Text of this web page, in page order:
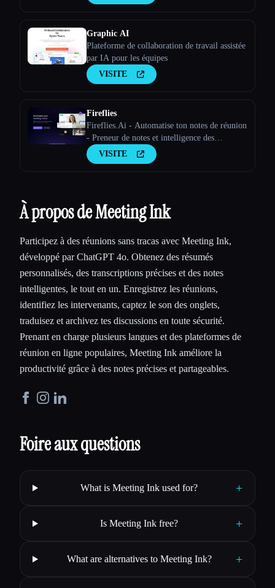
Graphic AI
Plateforme de collaboration de travail assistée
par IA pour les équipes
VISITE
Fireflies
Fireflies.Ai - Automatise ton notes de réunion
- Preneur de notes et intelligence des
conversations
VISITE
À propos de Meeting Ink
Participez à des réunions sans tracas avec Meeting Ink,
développé par ChatGPT 4o. Obtenez des résumés
personnalisés, des transcriptions précises et des notes
intelligentes, le tout en un. Enregistrez les réunions,
identifiez les intervenants, captez le son des onglets,
traduisez et archivez tes discussions en toute sécurité.
Prenant en charge plusieurs langues et des plateformes de
réunion en ligne populaires, Meeting Ink améliore la
productivité grâce à des notes précises et partageables.
Foire aux questions
What is Meeting Ink used for? +
Is Meeting Ink free? +
What are alternatives to Meeting Ink? +